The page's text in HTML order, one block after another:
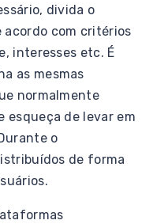
divida o
acordo com critérios
interesses etc. É
as mesmas
normalmente
esqueça de levar em
o
de forma